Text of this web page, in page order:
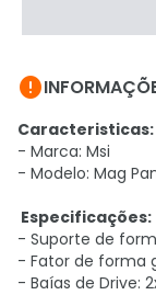

Caracteristicas:
- Marca: Msi
- Modelo: Mag
Especificações:
- Suporte de
- Fator de forma
- Baías de Drive: